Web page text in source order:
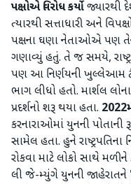
પક્ષોએ વિરોધકર્યોજ્યારથી
ત્યારથી સત્તાધારી અને
પક્ષના ઘણા નેતાઓએ પણ
ગણાવ્યું હતું. તે જ સમયે,
પણ આ નિર્ણયની ખુલ્લેઆમ
ભાગ લીધો હતો. માર્શલ
પ્રદર્શનો શરૂ થયા હતા. 2022
કરનારાઓમાં યુનની પોતાની
સામેલ હતા. હુને
રોકવા માટે લોકો સાથે
લી જે-મ્યુંગે યુનની